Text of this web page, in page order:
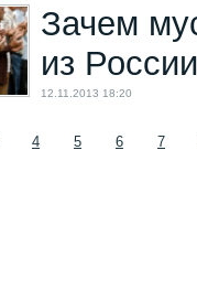
Зачем
из
12.11.2013 18:20
4 5 6 7